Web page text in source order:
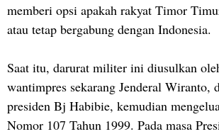
memberi opsi apakah rakyat Timor
atau tetap bergabung dengan Indonesia.
Saat itu, darurat militer ini diusulkan
wantimpres sekarang Jenderal Wiranto,
presiden Bj Habibie, kemudian
Nomor 107 Tahun 1999. Pada masa